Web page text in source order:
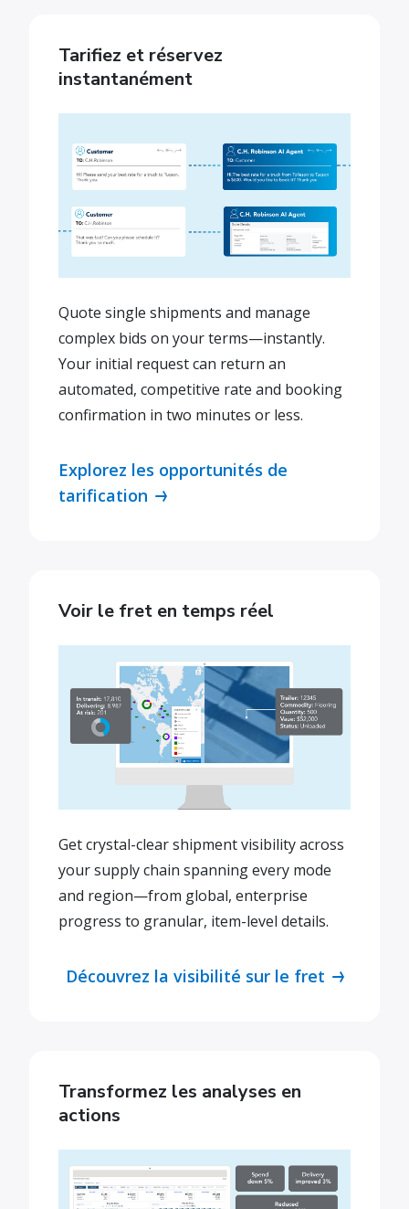
Tarifiez et réservez
instantanément
Quote single shipments and manage
complex bids on your terms—instantly.
Your initial request can return an
automated, competitive rate and booking
confirmation in two minutes or less.
Explorez les opportunités de
tarification
Voir le fret en temps réel
Get crystal-clear shipment visibility across
your supply chain spanning every mode
and region—from global, enterprise
progress to granular, item-level details.
Découvrez la visibilité sur le fret
Transformez les analyses en
actions